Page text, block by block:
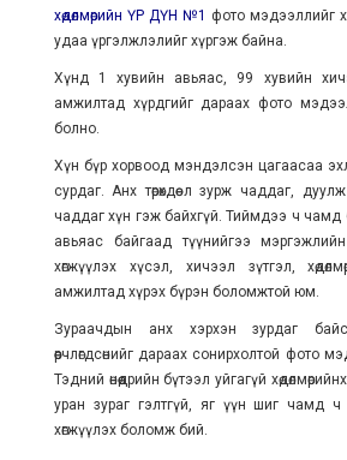
хөдөлмөрийн ҮР ДҮН №1 фото мэдээллийг
удаа үргэлжлэлийг хүргэж байна.
Хүнд 1 хувийн авьяас, 99 хувийн
амжилтад хүрдгийг дараах фото
болно.
Хүн бүр хорвоод мэндэлсэн цагаасаа
сурдаг. Анх төрөхдөө л зурж чаддаг,
чаддаг хүн гэж байхгүй. Тиймдээ ч чамд
авьяас байгаад түүнийгээ
хөгжүүлэх хүсэл, хичээл зүтгэл,
амжилтад хүрэх бүрэн боломжтой юм.
Зураачдын анх хэрхэн зурдаг
өөрчлөгдсөнийг дараах сонирхолтой фото
Тэдний өнөөдрийн бүтээл уйгагүй
уран зураг гэлтгүй, яг үүн шиг чамд ч
хөгжүүлэх боломж бий.